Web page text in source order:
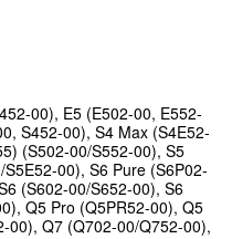
00), E5 (E502-00, E552-
S452-00), S4 Max (S4E52-
(S502-00/S552-00), S5
00), S6 Pure (S6P02-
(S602-00/S652-00), S6
Q5 Pro (Q5PR52-00), Q5
00), Q7 (Q702-00/Q752-00),